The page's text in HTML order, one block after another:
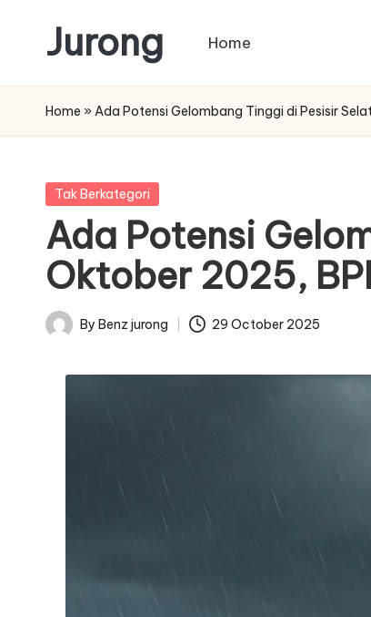
content
Jurong Home
Home » Ada Potensi Gelombang Tinggi di Pesisir
Posted
Tak Berkategori
Ada Potensi
Oktober 2025,
Posted
By Benz jurong 29 October 2025